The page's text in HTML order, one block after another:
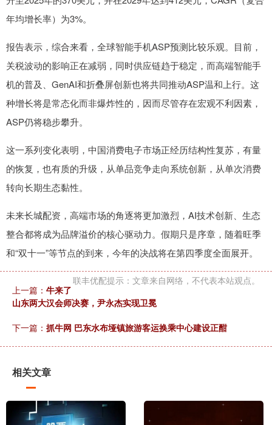
年均增长率）为3%。
报告表示，综合来看，全球智能手机ASP预测比较乐观。目前，
关税波动的影响正在减弱，同时供应链趋于稳定，而高端智能手
机的普及、GenAI和折叠屏创新也将共同推动ASP温和上行。这
种增长将是常态化而非爆炸性的，因而尽管存在宏观不利因素，
ASP仍将稳步攀升。
这一系列变化表明，中国消费电子市场正经历结构性复苏，有量
的恢复，也有质的升级，从单品竞争走向系统创新，从单次消费
转向长期生态黏性。
未来长城配资，高端市场的角逐将更加激烈，AI技术创新、生态
整合都将成为品牌溢价的核心驱动力。假期只是序章，随着旺季
和“双十一”等节点的到来，今年的决战将在第四季度全面展开。
联丰优配提示：文章来自网络，不代表本站观点。
上一篇： 牛来了
山东两大汉会师决赛，尹永杰实现卫冕
下一篇： 抓牛网 巴东水布垭镇旅游客运换乘中心建设正酣
相关文章